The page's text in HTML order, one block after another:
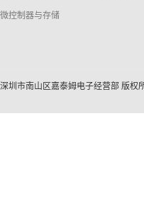
微控制器与存储
深圳市南山区嘉泰姆电子经营部 版权